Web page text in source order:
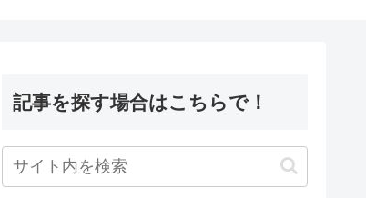
記事を探す場合はこちらで！